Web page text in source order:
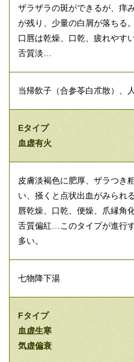
ザラザラの斑ができるが、痒
が残り、少量の白屑が落ちる
口唇は乾燥、口乾、疲れやす
舌質淡…
当帰飲子（合参苓白朮散）、
Eタイプ
血虚有火
皮膚淡褐色に肥厚、ザラつき
い、掻くと点状出血がみられ
唇乾燥、口乾、便燥、爪縁角
舌質偏紅…このタイプが進行
多い。
七物降下湯
Fタイプ
血虚生寒
気虚偏衰